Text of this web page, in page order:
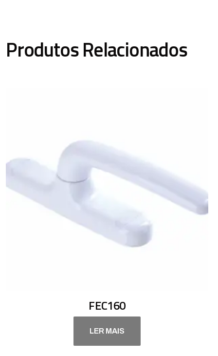
Produtos Relacionados
FEC160
LER MAIS